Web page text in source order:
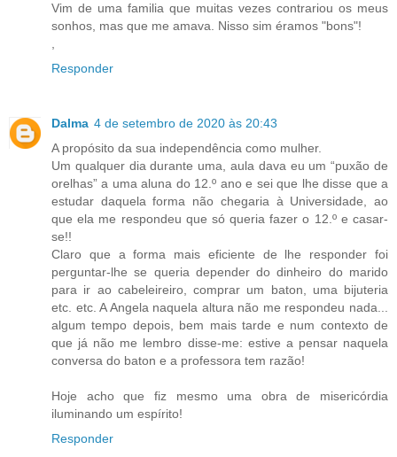
Vim de uma familia que muitas vezes contrariou os meus
sonhos, mas que me amava. Nisso sim éramos "bons"!
Responder
Dalma 4 de setembro de 2020 às 20:43
A propósito da sua independência como mulher.
Um qualquer dia durante uma, aula dava eu um “puxão de
orelhas” a uma aluna do 12.º ano e sei que lhe disse que a
estudar daquela forma não chegaria à Universidade, ao
que ela me respondeu que só queria fazer o 12.º e casar-
se!!
Claro que a forma mais eficiente de lhe responder foi
perguntar-lhe se queria depender do dinheiro do marido
para ir ao cabeleireiro, comprar um baton, uma bijuteria
etc. etc. A Angela naquela altura não me respondeu nada...
algum tempo depois, bem mais tarde e num contexto de
que já não me lembro disse-me: estive a pensar naquela
conversa do baton e a professora tem razão!
Hoje acho que fiz mesmo uma obra de misericórdia
iluminando um espírito!
Responder